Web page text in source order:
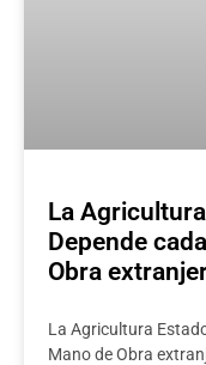
La
Depende
Obra
La Agricultura
Mano de Obra